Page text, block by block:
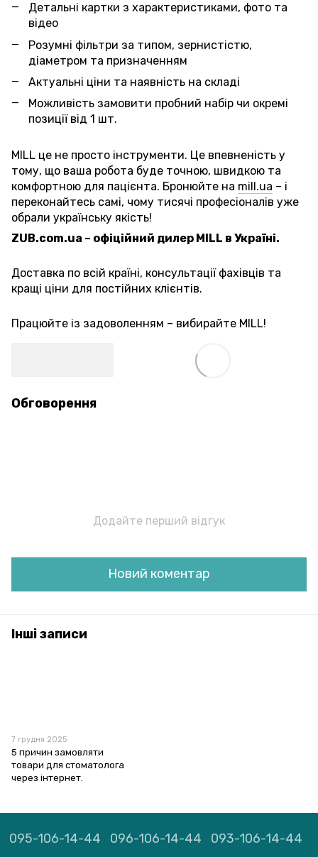
Детальні картки з характеристиками, фото та
відео
Розумні фільтри за типом, зернистістю,
діаметром та призначенням
Актуальні ціни та наявність на складі
Можливість замовити пробний набір чи окремі
позиції від 1 шт.
MILL це не просто інструменти. Це впевненість у
тому, що ваша робота буде точною, швидкою та
комфортною для пацієнта. Бронюйте на mill.ua – і
переконайтесь самі, чому тисячі професіоналів уже
обрали українську якість!
ZUB.com.ua – офіційний дилер MILL в Україні.
Доставка по всій країні, консультації фахівців та
кращі ціни для постійних клієнтів.
Працюйте із задоволенням – вибирайте MILL!
Обговорення
Додайте перший відгук
Новий коментар
Інші записи
7 грудня 2025
5 причин замовляти
товари для стоматолога
через інтернет.
095-106-14-44 096-106-14-44 093-106-14-44